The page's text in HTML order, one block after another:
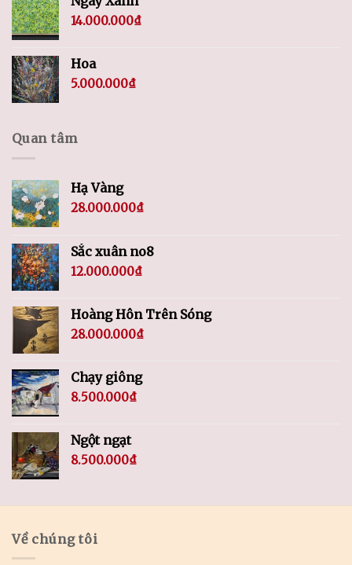
14.000.000₫
Hoa
5.000.000₫
Quan tâm
Hạ Vàng
28.000.000₫
Sắc xuân no8
12.000.000₫
Hoàng Hôn Trên Sóng
28.000.000₫
Chạy giông
8.500.000₫
Ngột ngạt
8.500.000₫
Về chúng tôi